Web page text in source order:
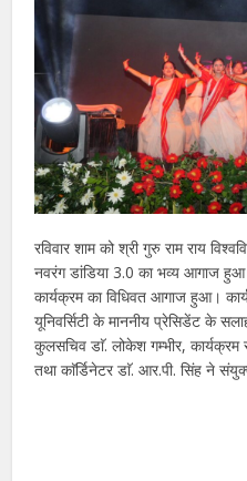
रविवार शाम को श्री गुरु राम राय
नवरंग डांडिया 3.0 का भव्य आगाज
कार्यक्रम का विधिवत आगाज हुआ।
यूनिवर्सिटी के माननीय प्रेसिडेंट के
कुलसचिव डाॅ. लोकेश गम्भीर, कार्यक्रम
तथा काॅर्डिनेटर डाॅ. आर.पी. सिंह ने